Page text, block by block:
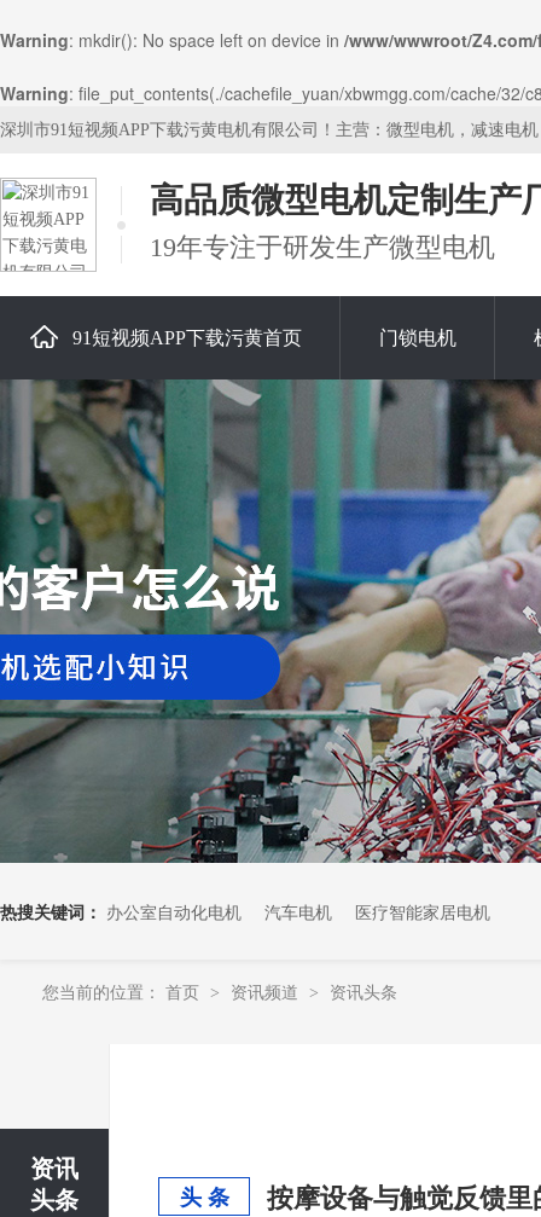
Warning: mkdir(): No space left on device in /www/wwwroot/
Warning: file_put_contents(./cachefile_yuan/xbwmgg.com/cache/
深圳市91短视频APP下载污黄电机有限公司！主营：微型电机，减速电
高品质微型电机定制生产
19年专注于研发生产微型电机
91短视频APP下载污黄首页 门锁电机
关于91短视频APP下载污黄
热搜关键词： 办公室自动化电机 汽车电机 医疗智能家居电机
您当前的位置： 首页 > 资讯频道 > 资讯头条
头 条 按摩设备与触觉反馈
资讯
头条